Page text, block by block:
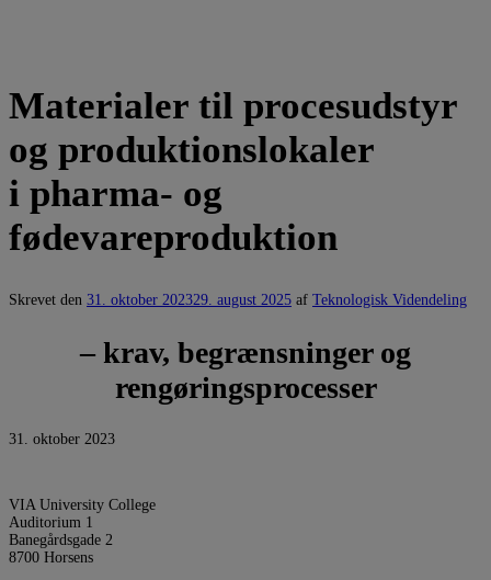
Materialer til procesudstyr
og produktionslokaler
i pharma- og
fødevareproduktion
Skrevet den 31. oktober 202329. august 2025 af Teknologisk Videndeling
– krav, begrænsninger og
rengøringsprocesser
31. oktober 2023
VIA University College
Auditorium 1
Banegårdsgade 2
8700 Horsens